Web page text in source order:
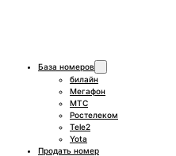
База номеров
билайн
Мегафон
МТС
Ростелеком
Tele2
Yota
Продать номер